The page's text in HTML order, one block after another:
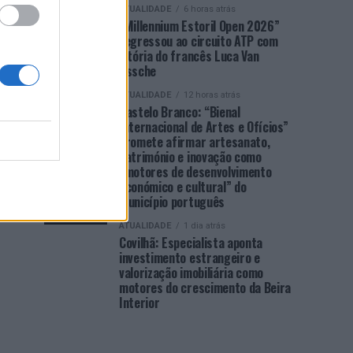
ATUALIDADE 6 horas atrás
“Millennium Estoril Open 2026”
regressou ao circuito ATP com
vitória do francês Luca Van
Assche
ATUALIDADE 12 horas atrás
Castelo Branco: “Bienal
Internacional de Artes e Ofícios”
promete afirmar artesanato,
património e inovação como
“motores de desenvolvimento
económico e cultural” do
município português
ATUALIDADE 1 dia atrás
Covilhã: Especialista aponta
investimento estrangeiro e
valorização imobiliária como
motores do crescimento da Beira
Interior